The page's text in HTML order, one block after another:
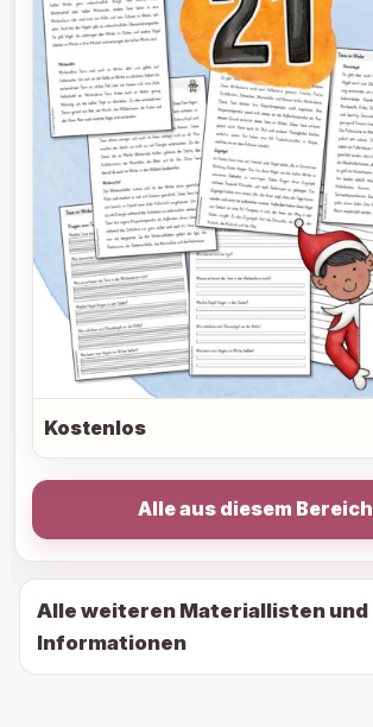
Kostenlos
Alle aus diesem Bereich
Alle weiteren Materiallisten und
Informationen